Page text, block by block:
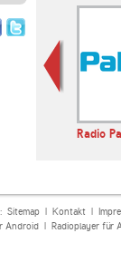
Radio
Sitemap| Kontakt|
Android| Radioplayer für